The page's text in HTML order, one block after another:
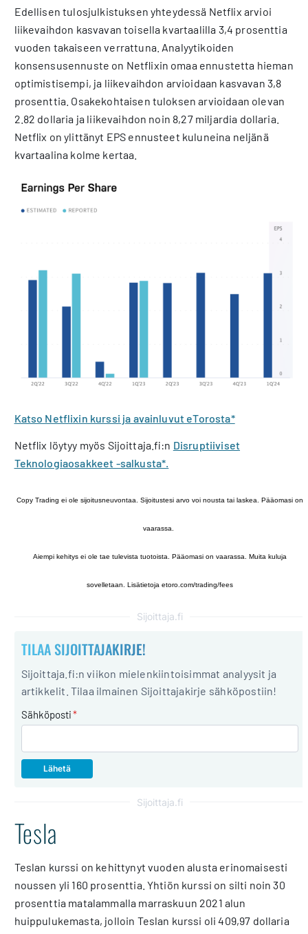
Edellisen tulosjulkistuksen yhteydessä Netflix arvioi
liikevaihdon kasvavan toisella kvartaalilla 3,4 prosenttia
vuoden takaiseen verrattuna. Analyytikoiden
konsensusennuste on Netflixin omaa ennustetta hieman
optimistisempi, ja liikevaihdon arvioidaan kasvavan 3,8
prosenttia. Osakekohtaisen tuloksen arvioidaan olevan
2.82 dollaria ja liikevaihdon noin 8,27 miljardia dollaria.
Netflix on ylittänyt EPS ennusteet kuluneina neljänä
kvartaalina kolme kertaa.
Katso Netflixin kurssi ja avainluvut eTorosta*
Netflix löytyy myös Sijoittaja.fi:n Disruptiiviset
Teknologiaosakkeet -salkusta*.
Copy Trading ei ole sijoitusneuvontaa. Sijoitustesi arvo voi nousta tai laskea. Pääomasi on
vaarassa.
Aiempi kehitys ei ole tae tulevista tuotoista. Pääomasi on vaarassa. Muita kuluja
sovelletaan. Lisätietoja etoro.com/trading/fees
Sijoittaja.fi
TILAA SIJOITTAJAKIRJE!
Sijoittaja.fi:n viikon mielenkiintoisimmat analyysit ja
artikkelit. Tilaa ilmainen Sijoittajakirje sähköpostiin!
Sähköposti*
Sijoittaja.fi
Tesla
Teslan kurssi on kehittynyt vuoden alusta erinomaisesti
noussen yli 160 prosenttia. Yhtiön kurssi on silti noin 30
prosenttia matalammalla marraskuun 2021 alun
huippulukemasta, jolloin Teslan kurssi oli 409,97 dollaria